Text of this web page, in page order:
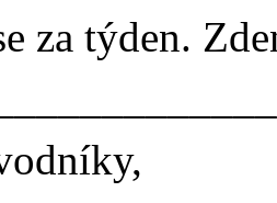
za týden.